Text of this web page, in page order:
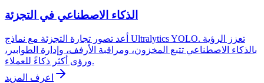
الذكاء الاصطناعي في التجزئة
أعد تصور تجارة التجزئة مع نماذج Ultralytics YOLO. تعزز الرؤية
بالذكاء الاصطناعي تتبع المخزون، ومراقبة الأرفف، وإدارة الطوابير،
ورؤى أكثر ذكاءً للعملاء.
اعرف المزيد